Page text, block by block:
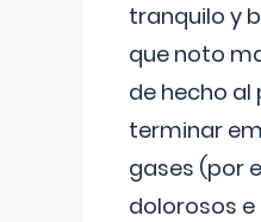
tranquilo y
que noto
de hecho al
terminar
gases (por
dolorosos